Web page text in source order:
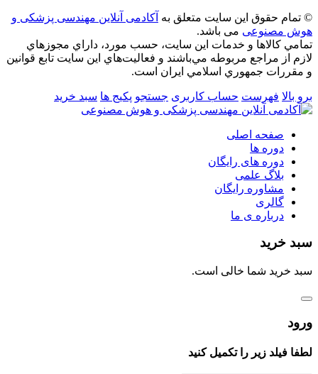
© تمام حقوق این سایت متعلق به آکادمی آنلاین مهندسی پزشکی و
هوش مصنوعی می باشد.
تمامي كالاها و خدمات اين سایت، حسب مورد، داراي مجوزهاي
لازم از مراجع مربوطه مي‌باشند و فعاليت‌هاي اين سايت تابع قوانين
و مقررات جمهوري اسلامي ايران است.
برو بالا فهرست حساب کاربری جستجو پکیج ها سبد خرید
صفحه اصلی
دوره ها
دوره های رایگان
بلاگ علمی
مشاوره رایگان
گالری
درباره ی ما
سبد خرید
سبد خرید شما خالی است.
ورود
لطفا فیلد زیر را تکمیل کنید